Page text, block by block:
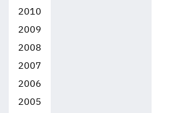
2010
2009
2008
2007
2006
2005